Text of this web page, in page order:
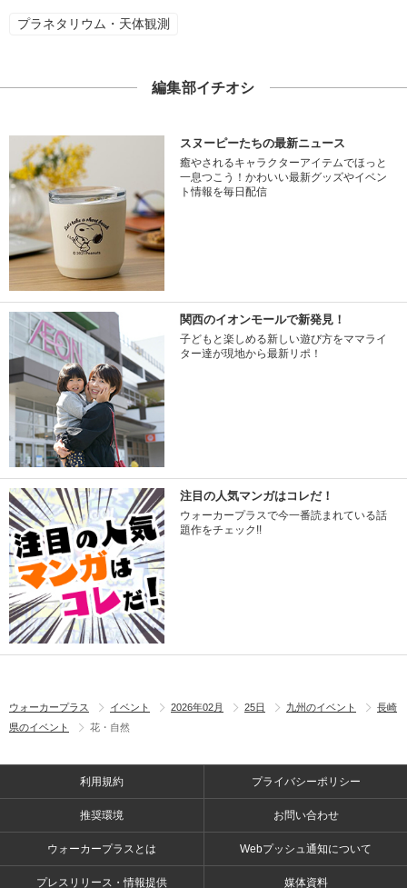
プラネタリウム・天体観測
編集部イチオシ
スヌーピーたちの最新ニュース
癒やされるキャラクターアイテムでほっと
一息つこう！かわいい最新グッズやイベン
ト情報を毎日配信
関西のイオンモールで新発見！
子どもと楽しめる新しい遊び方をママライ
ター達が現地から最新リポ！
注目の人気マンガはコレだ！
ウォーカープラスで今一番読まれている話
題作をチェック!!
ウォーカープラス イベント 2026年02月 25日 九州のイベント
長崎
県のイベント
花・自然
利用規約 プライバシーポリシー
推奨環境 お問い合わせ
ウォーカープラスとは Webプッシュ通知について
プレスリリース・情報提供 媒体資料